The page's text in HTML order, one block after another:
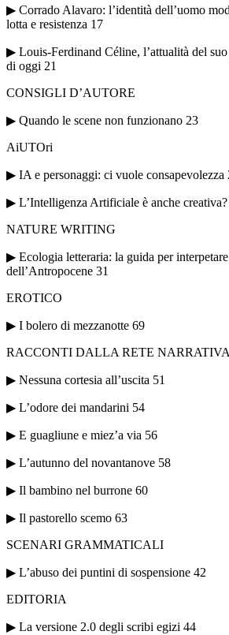
▶ Corrado Alavaro: l’identità dell’uomo
lotta e resistenza 17
▶ Louis-Ferdinand Céline, l’attualità del
di oggi 21
CONSIGLI D’AUTORE
▶ Quando le scene non funzionano 23
AiUTOri
▶ IA e personaggi: ci vuole consapevolezza
▶ L’Intelligenza Artificiale è anche
NATURE WRITING
▶ Ecologia letteraria: la guida per
dell’Antropocene 31
EROTICO
▶ I bolero di mezzanotte 69
RACCONTI DALLA RETE
▶ Nessuna cortesia all’uscita 51
▶ L’odore dei mandarini 54
▶ E guagliune e miez’a via 56
▶ L’autunno del novantanove 58
▶ Il bambino nel burrone 60
▶ Il pastorello scemo 63
SCENARI GRAMMATICALI
▶ L’abuso dei puntini di sospensione 42
EDITORIA
▶ La versione 2.0 degli scribi egizi 44